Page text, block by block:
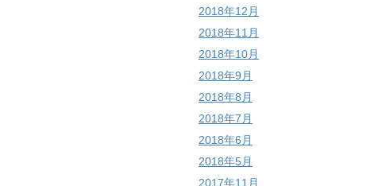
2018年12月
2018年11月
2018年10月
2018年9月
2018年8月
2018年7月
2018年6月
2018年5月
2017年11月